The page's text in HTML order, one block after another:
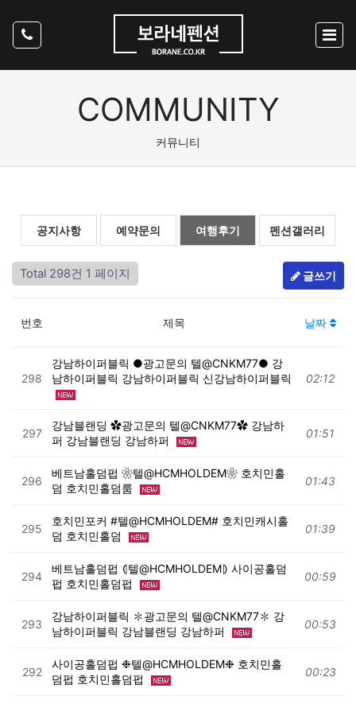
COMMUNITY
커뮤니티
공지사항 예약문의 여행후기 펜션갤러리
Total 298건 1 페이지 글쓰기
번호 제목 날짜
298
강남하이퍼블릭 ●광고문의 텔@CNKM77● 강
남하이퍼블릭 강남하이퍼블릭 신강남하이퍼블릭
02:12
297
강남블랜딩 ✿광고문의 텔@CNKM77✿ 강남하
퍼 강남블랜딩 강남하퍼
01:51
296
베트남홀덤펍 ❀텔@HCMHOLDEM❀ 호치민홀
덤 호치민홀덤룸
01:43
295
호치민포커 #텔@HCMHOLDEM# 호치민캐시홀
덤 호치민홀덤
01:39
294
베트남홀덤펍 ⦇텔@HCMHOLDEM⦈ 사이공홀덤
펍 호치민홀덤펍
00:59
293
강남하이퍼블릭 ✽광고문의 텔@CNKM77✽ 강
남하이퍼블릭 강남블랜딩 강남하퍼
00:53
292
사이공홀덤펍 ❉텔@HCMHOLDEM❉ 호치민홀
덤펍 호치민홀덤펍
00:23